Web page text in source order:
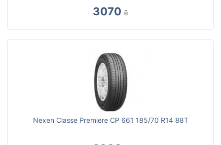
3070 ₴
Nexen Classe Premiere CP 661 185/70 R14 88T